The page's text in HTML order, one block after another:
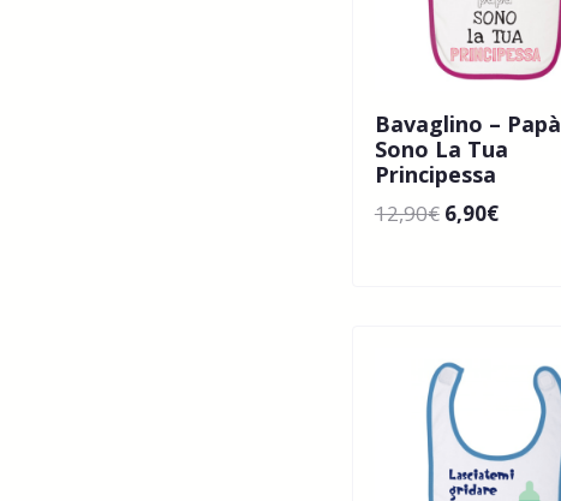
Bavaglino – Papà
Sono La Tua
Principessa
12,90€ 6,90€